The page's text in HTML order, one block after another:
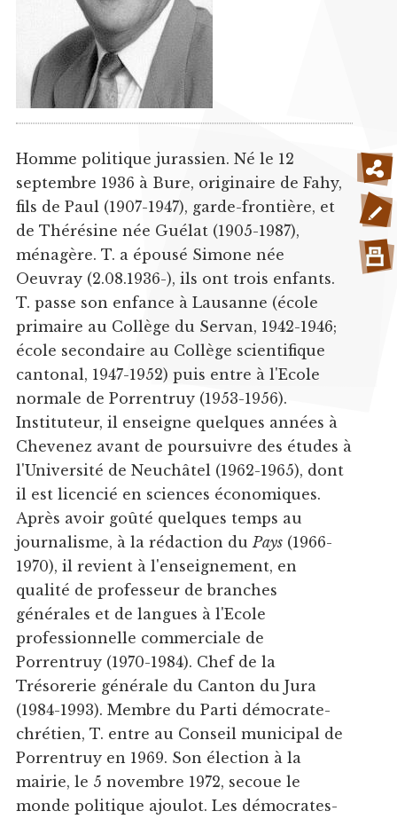
Homme politique jurassien. Né le 12
septembre 1936 à Bure, originaire de Fahy,
fils de Paul (1907-1947), garde-frontière, et
de Thérésine née Guélat (1905-1987),
ménagère. T. a épousé Simone née
Oeuvray (2.08.1936-), ils ont trois enfants.
T. passe son enfance à Lausanne (école
primaire au Collège du Servan, 1942-1946;
école secondaire au Collège scientifique
cantonal, 1947-1952) puis entre à l'Ecole
normale de Porrentruy (1953-1956).
Instituteur, il enseigne quelques années à
Chevenez avant de poursuivre des études à
l'Université de Neuchâtel (1962-1965), dont
il est licencié en sciences économiques.
Après avoir goûté quelques temps au
journalisme, à la rédaction du Pays(1966-
1970), il revient à l'enseignement, en
qualité de professeur de branches
générales et de langues à l'Ecole
professionnelle commerciale de
Porrentruy (1970-1984). Chef de la
Trésorerie générale du Canton du Jura
(1984-1993). Membre du Parti démocrate-
chrétien, T. entre au Conseil municipal de
Porrentruy en 1969. Son élection à la
mairie, le 5 novembre 1972, secoue le
monde politique ajoulot. Les démocrates-